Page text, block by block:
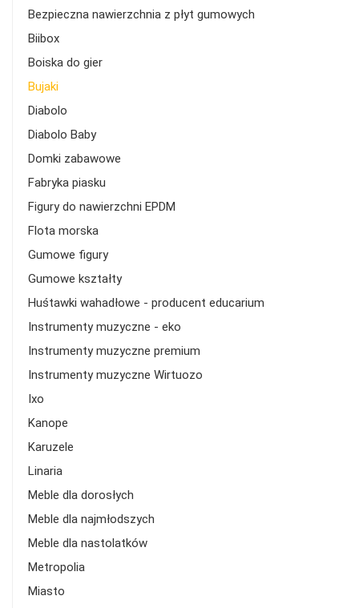
Bezpieczna nawierzchnia z płyt gumowych
Biibox
Boiska do gier
Bujaki
Diabolo
Diabolo Baby
Domki zabawowe
Fabryka piasku
Figury do nawierzchni EPDM
Flota morska
Gumowe figury
Gumowe kształty
Huśtawki wahadłowe - producent educarium
Instrumenty muzyczne - eko
Instrumenty muzyczne premium
Instrumenty muzyczne Wirtuozo
Ixo
Kanope
Karuzele
Linaria
Meble dla dorosłych
Meble dla najmłodszych
Meble dla nastolatków
Metropolia
Miasto